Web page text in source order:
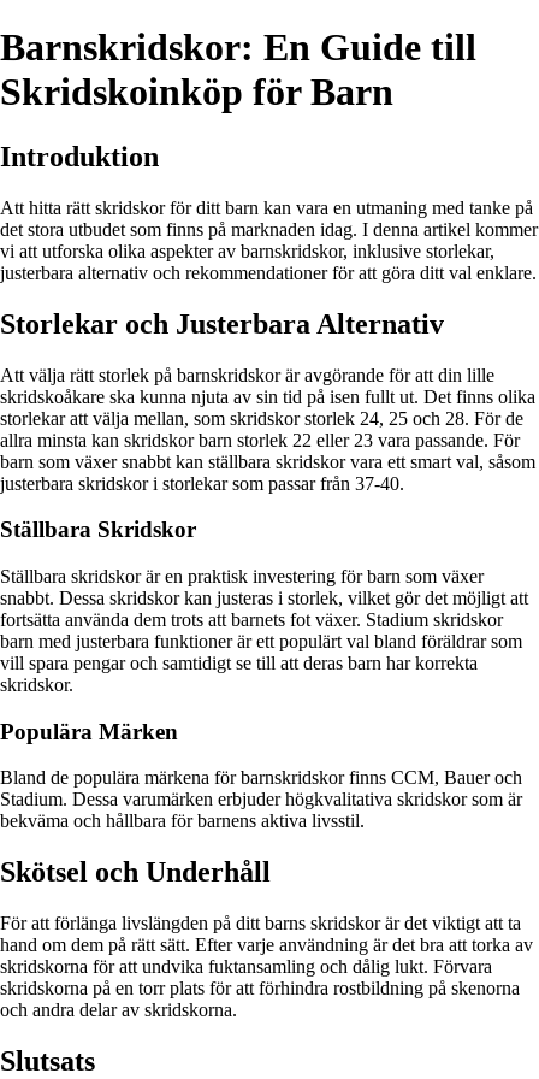
Barnskridskor: En Guide till
Skridskoinköp för Barn
Introduktion
Att hitta rätt skridskor för ditt barn kan vara en utmaning med tanke på
det stora utbudet som finns på marknaden idag. I denna artikel kommer
vi att utforska olika aspekter av barnskridskor, inklusive storlekar,
justerbara alternativ och rekommendationer för att göra ditt val enklare.
Storlekar och Justerbara Alternativ
Att välja rätt storlek på barnskridskor är avgörande för att din lille
skridskoåkare ska kunna njuta av sin tid på isen fullt ut. Det finns olika
storlekar att välja mellan, som skridskor storlek 24, 25 och 28. För de
allra minsta kan skridskor barn storlek 22 eller 23 vara passande. För
barn som växer snabbt kan ställbara skridskor vara ett smart val, såsom
justerbara skridskor i storlekar som passar från 37-40.
Ställbara Skridskor
Ställbara skridskor är en praktisk investering för barn som växer
snabbt. Dessa skridskor kan justeras i storlek, vilket gör det möjligt att
fortsätta använda dem trots att barnets fot växer. Stadium skridskor
barn med justerbara funktioner är ett populärt val bland föräldrar som
vill spara pengar och samtidigt se till att deras barn har korrekta
skridskor.
Populära Märken
Bland de populära märkena för barnskridskor finns CCM, Bauer och
Stadium. Dessa varumärken erbjuder högkvalitativa skridskor som är
bekväma och hållbara för barnens aktiva livsstil.
Skötsel och Underhåll
För att förlänga livslängden på ditt barns skridskor är det viktigt att ta
hand om dem på rätt sätt. Efter varje användning är det bra att torka av
skridskorna för att undvika fuktansamling och dålig lukt. Förvara
skridskorna på en torr plats för att förhindra rostbildning på skenorna
och andra delar av skridskorna.
Slutsats